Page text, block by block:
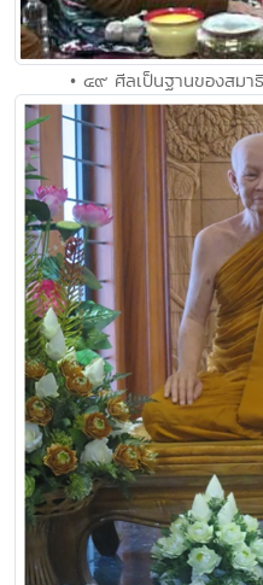
• ๔๙ ศีลเป็นฐานของสม